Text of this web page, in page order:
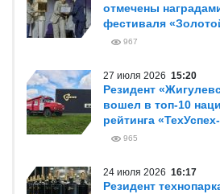
отмечены
фестиваля
967
27 июля 2026 15:20
Резидент
вошел в топ-10
рейтинга
965
24 июля 2026 16:17
Резидент